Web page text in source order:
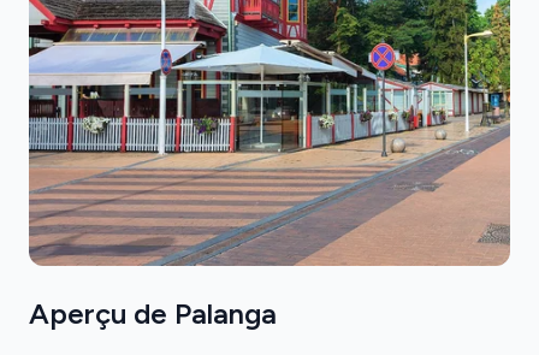
Aperçu de Palanga